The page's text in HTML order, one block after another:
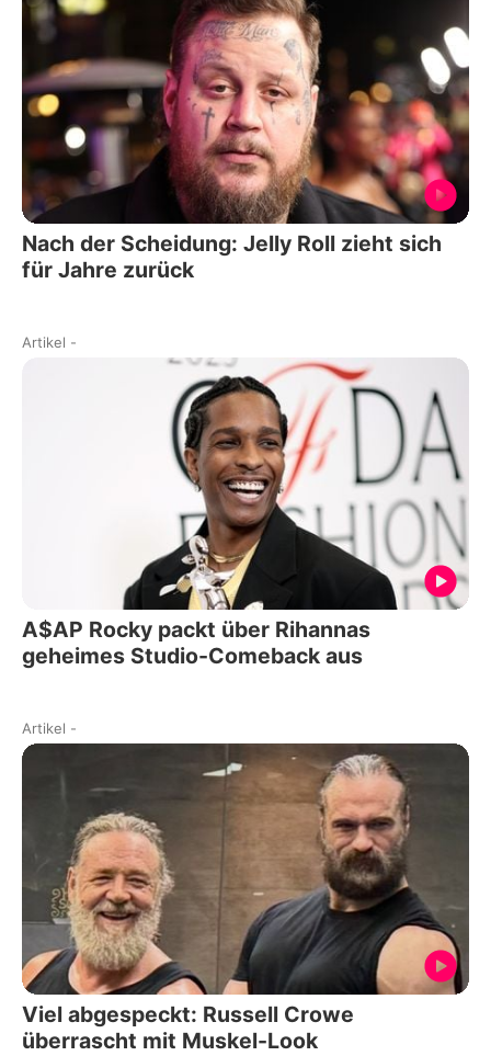
Nach der Scheidung: Jelly Roll zieht sich
für Jahre zurück
Artikel -
A$AP Rocky packt über Rihannas
geheimes Studio-Comeback aus
Artikel -
Viel abgespeckt: Russell Crowe
überrascht mit Muskel-Look